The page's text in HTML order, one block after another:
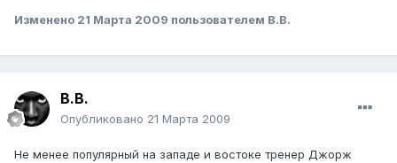
Изменено 21 Марта 2009 пользователем В.В.
В.В.
Опубликовано 21 Марта 2009
Не менее популярный на западе и востоке тренер Джорж